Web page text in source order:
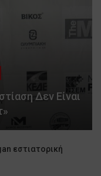
Δεν Είναι
εστιατορική